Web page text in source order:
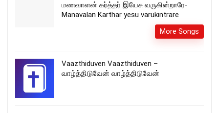
மணவாளன் கர்த்தர் இயேசு வருகின்றாரே-
Manavalan Karthar yesu varukintrare
More Songs
Vaazthiduven Vaazthiduven –
வாழ்த்திடுவேன் வாழ்த்திடுவேன்